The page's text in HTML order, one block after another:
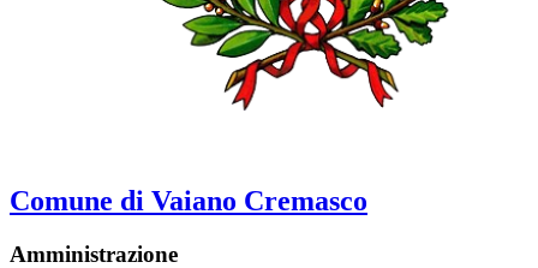
Comune di Vaiano Cremasco
Amministrazione